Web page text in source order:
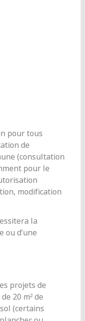
pour tous
de
(consultation
pour le
modification
la
ou d’une
projets de
20 m² de
(certains